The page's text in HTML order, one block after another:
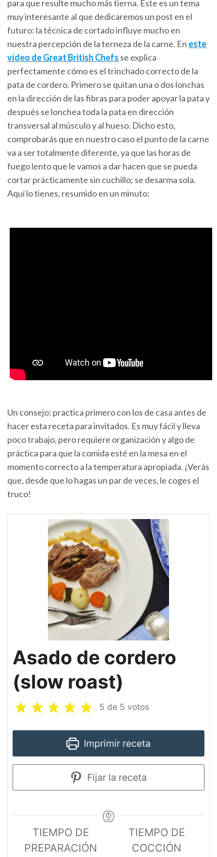
para que resulte mucho más tierna. Este es un tema
muy interesante al que dedicaremos un post en el
futuro: la técnica de cortado influye mucho en
nuestra percepción de la terneza de la carne. En este
vídeo de Great British Chefs se explica
perfectamente cómo es el trinchado correcto de la
pata de cordero. Primero se quitan una o dos lonchas
en la dirección de las fibras para poder apoyar la pata y
después se lonchea toda la pata en dirección
transversal al músculo y al hueso. Dicho esto,
comprobarás que en nuestro caso el punto de la carne
va a ser totalmente diferente, ya que las horas de
fuego lento que le vamos a dar hacen que se pueda
cortar prácticamente sin cuchillo; se desarma sola.
Aquí lo tienes, resumido en un minuto:
Un consejo: practica primero con los de casa antes de
hacer esta receta para invitados. Es muy fácil y lleva
poco trabajo, pero requiere organización y algo de
práctica para que la comida esté en la mesa en el
momento correcto a la temperatura apropiada. ¡Verás
que, desde que lo hagas un par de veces, le coges el
truco!
Asado de cordero
(slow roast)
5 de 5 votos
Imprimir receta
Fijar la receta
TIEMPO DE
PREPARACIÓN
TIEMPO DE
COCCIÓN